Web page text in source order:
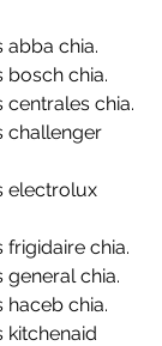
abba chia.
bosch chia.
centrales chia.
challenger
electrolux
frigidaire chia.
general chia.
haceb chia.
kitchenaid